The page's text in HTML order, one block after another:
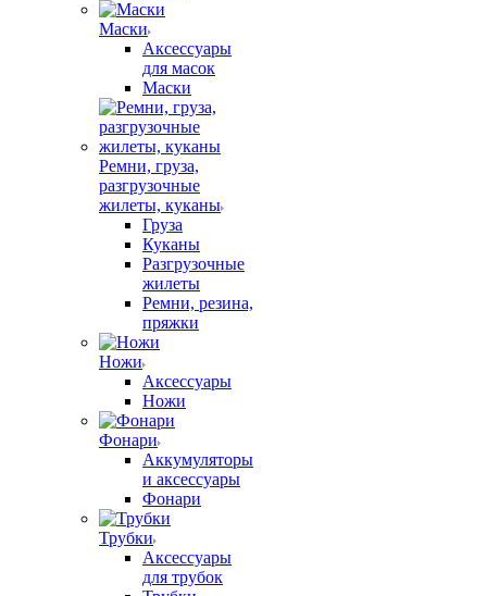
Маски
Аксессуары
для масок
Маски
Ремни, груза,
разгрузочные
жилеты, куканы
Груза
Куканы
Разгрузочные
жилеты
Ремни, резина,
пряжки
Ножи
Аксессуары
Ножи
Фонари
Аккумуляторы
и аксессуары
Фонари
Трубки
Аксессуары
для трубок